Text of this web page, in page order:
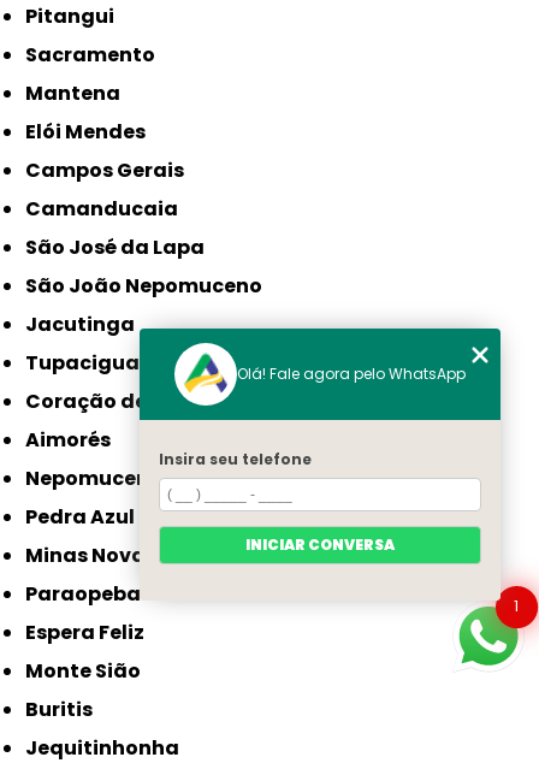
Pitangui
Sacramento
Mantena
Elói Mendes
Campos Gerais
Camanducaia
São José da Lapa
São João Nepomuceno
Jacutinga
Tupaciguara
Coração de Jesus
Aimorés
Nepomuceno
Pedra Azul
Minas Novas
Paraopeba
Espera Feliz
Monte Sião
Buritis
Jequitinhonha
1
Olá! Fale agora pelo WhatsApp
Insira seu telefone
INICIAR CONVERSA